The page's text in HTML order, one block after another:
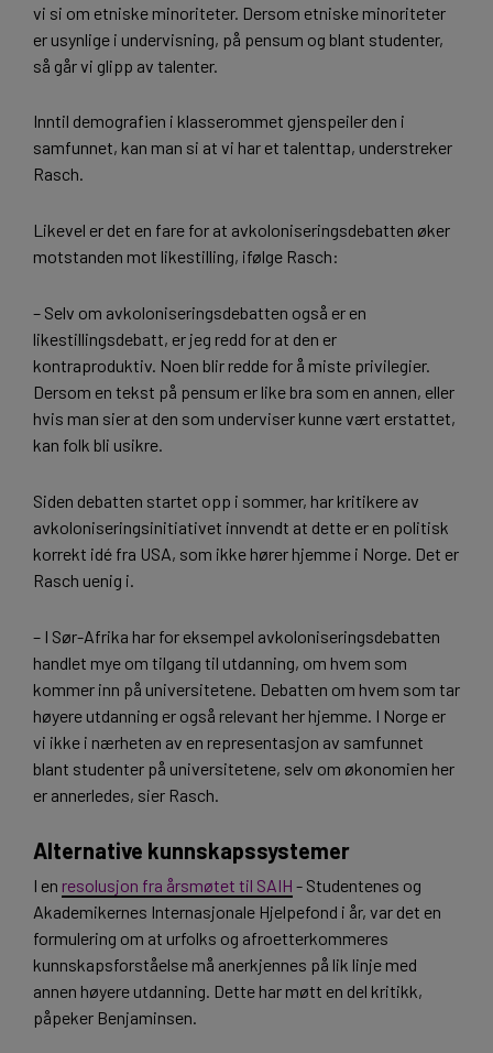
vi si om etniske minoriteter. Dersom etniske minoriteter
er usynlige i undervisning, på pensum og blant studenter,
så går vi glipp av talenter.
Inntil demografien i klasserommet gjenspeiler den i
samfunnet, kan man si at vi har et talenttap, understreker
Rasch.
Likevel er det en fare for at avkoloniseringsdebatten øker
motstanden mot likestilling, ifølge Rasch:
– Selv om avkoloniseringsdebatten også er en
likestillingsdebatt, er jeg redd for at den er
kontraproduktiv. Noen blir redde for å miste privilegier.
Dersom en tekst på pensum er like bra som en annen, eller
hvis man sier at den som underviser kunne vært erstattet,
kan folk bli usikre.
Siden debatten startet opp i sommer, har kritikere av
avkoloniseringsinitiativet innvendt at dette er en politisk
korrekt idé fra USA, som ikke hører hjemme i Norge. Det er
Rasch uenig i.
– I Sør-Afrika har for eksempel avkoloniseringsdebatten
handlet mye om tilgang til utdanning, om hvem som
kommer inn på universitetene. Debatten om hvem som tar
høyere utdanning er også relevant her hjemme. I Norge er
vi ikke i nærheten av en representasjon av samfunnet
blant studenter på universitetene, selv om økonomien her
er annerledes, sier Rasch.
Alternative kunnskapssystemer
I en resolusjon fra årsmøtet til SAIH - Studentenes og
Akademikernes Internasjonale Hjelpefond i år, var det en
formulering om at urfolks og afroetterkommeres
kunnskapsforståelse må anerkjennes på lik linje med
annen høyere utdanning. Dette har møtt en del kritikk,
påpeker Benjaminsen.